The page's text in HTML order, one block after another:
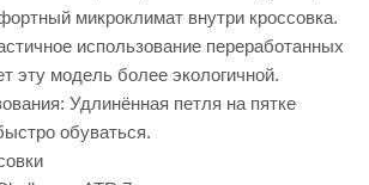
микроклимат внутри кроссовка.
использование переработанных
эту модель более экологичной.
Удлинённая петля на пятке
обуваться.